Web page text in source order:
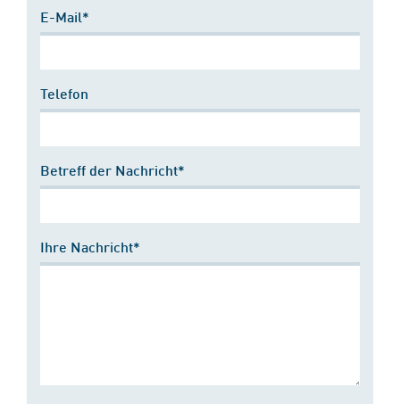
E-Mail*
Telefon
Betreff der Nachricht*
Ihre Nachricht*